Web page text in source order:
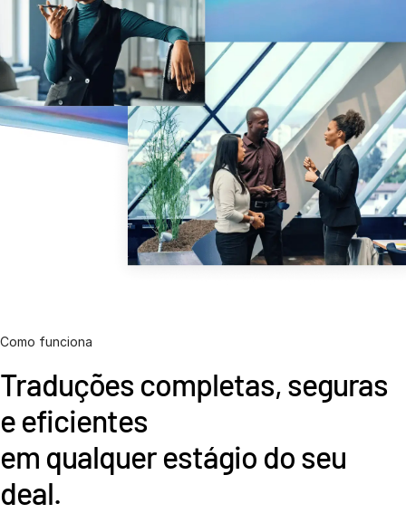
Connect
FundCentre
Fundraising
Integração
Relatórios
Serviços Gerenciados para Investimentos Alternativos
Serviços de deals
Suporte a transações
Relatórios avançados
Recursos
Produtos adicionais
VIA
Como funciona
Traduções completas, seguras
e eficientes
em qualquer estágio do seu
deal.